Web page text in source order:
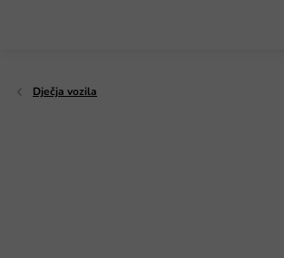
Dječja vozila